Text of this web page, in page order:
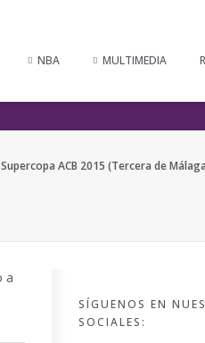
NBA MULTIMEDIA
Supercopa ACB 2015 (Tercera de
SÍGUENOS EN
SOCIALES: